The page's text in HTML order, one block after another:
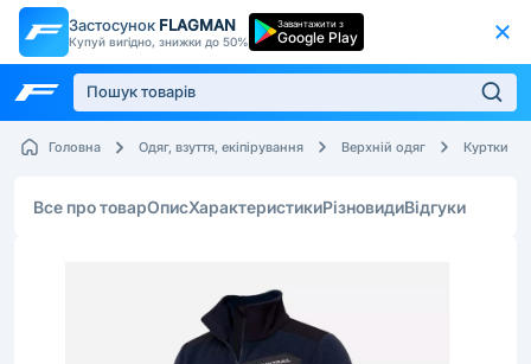
Застосунок FLAGMAN
Купуй вигідно, знижки до 50%
Завантажити з
Google Play
Головна Одяг, взуття, екіпірування Верхній одяг Куртки
Все про товарОписХарактеристикиРізновидиВідгуки